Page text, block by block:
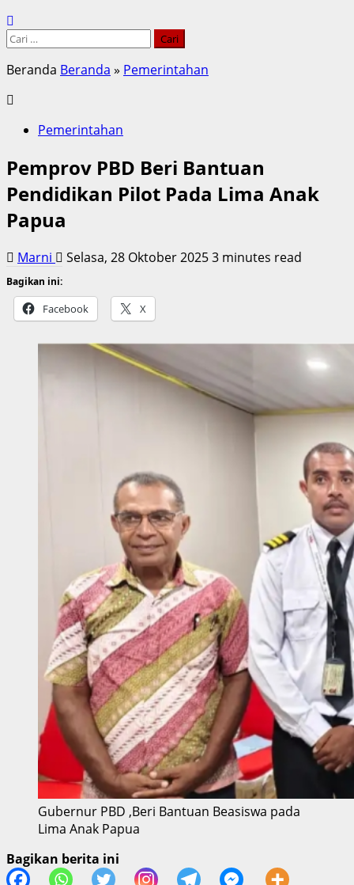
Beranda Beranda » Pemerintahan
Pemerintahan
Pemprov PBD Beri Bantuan
Pendidikan Pilot Pada Lima Anak
Papua
Marni Selasa, 28 Oktober 20253 minutes read
Bagikan ini:
Facebook X
Gubernur PBD ,Beri Bantuan Beasiswa pada
Lima Anak Papua
Bagikan berita ini